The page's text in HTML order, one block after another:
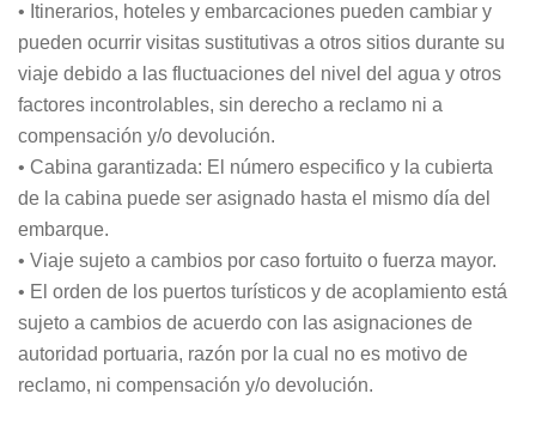
• Itinerarios, hoteles y embarcaciones pueden cambiar y
pueden ocurrir visitas sustitutivas a otros sitios durante su
viaje debido a las fluctuaciones del nivel del agua y otros
factores incontrolables, sin derecho a reclamo ni a
compensación y/o devolución.
• Cabina garantizada: El número especifico y la cubierta
de la cabina puede ser asignado hasta el mismo día del
embarque.
• Viaje sujeto a cambios por caso fortuito o fuerza mayor.
• El orden de los puertos turísticos y de acoplamiento está
sujeto a cambios de acuerdo con las asignaciones de
autoridad portuaria, razón por la cual no es motivo de
reclamo, ni compensación y/o devolución.